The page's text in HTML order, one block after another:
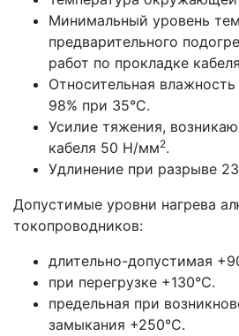
Минимальный уровень
предварительного
работ по прокладке
Относительная
98% при 35°С.
Усилие тяжения,
кабеля 50 Н/мм2.
Удлинение при разрыве
Допустимые уровни нагрева
токопроводников:
длительно-допустимая
при перегрузке +130°С.
предельная при
замыкания +250°С.